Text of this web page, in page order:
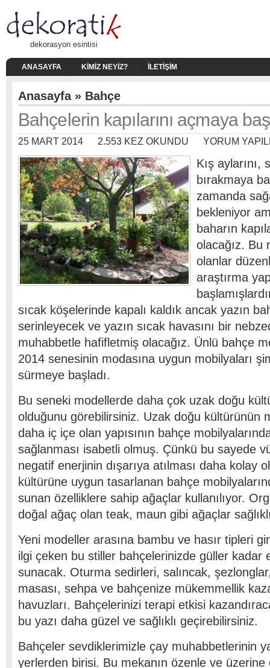
dekorasyon esintisi
ANASAYFA KIMIZ NEYIZ? İLETIŞIM
Anasayfa» Bahçe
Bahçelerin kapılarını açmaya
25 MART 2014 2.553 KEZ OKUNDU YORUM
Kış
bırakmaya
zamanda
bekleniyor
baharın
olacağız. Bu
olanlar
araştırma
sıcak köşelerinde kapalı kaldık ancak yazın
serinleyecek ve yazın sıcak havasını bir
muhabbetle hafifletmiş olacağız. Ünlü bahçe
2014 senesinin modasına uygun mobilyaları
sürmeye başladı.
Bu seneki modellerde daha çok uzak doğu
olduğunu görebilirsiniz. Uzak doğu kültürünün
daha iç içe olan yapısının bahçe
sağlanması isabetli olmuş. Çünkü bu sayede
negatif enerjinin dışarıya atılması daha kolay
kültürüne uygun tasarlanan bahçe
sunan özelliklere sahip ağaçlar kullanılıyor.
doğal ağaç olan teak, maun gibi ağaçlar
Yeni modeller arasına bambu ve hasır tipleri
ilgi çeken bu stiller bahçelerinizde güller kadar
sunacak. Oturma sedirleri, salıncak,
masası, sehpa ve bahçenize mükemmellik
havuzları. Bahçelerinizi terapi etkisi
bu yazı daha güzel ve sağlıklı geçirebilirsiniz.
Bahçeler sevdiklerimizle çay muhabbetlerinin
yerlerden birisi. Bu mekanın özenle ve üzerine